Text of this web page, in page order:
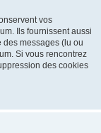
vos
Ils fournissent aussi
messages (lu ou
Si vous rencontrez
des cookies